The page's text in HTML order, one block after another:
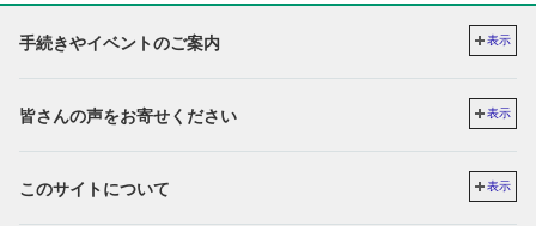
手続きやイベントのご案内 表示
皆さんの声をお寄せください 表示
このサイトについて 表示